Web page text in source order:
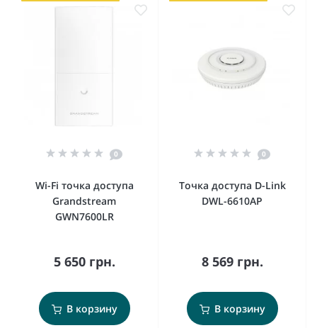
0
Wi-Fi точка доступа
Grandstream
GWN7600LR
5 650 грн.
В корзину
0
Точка доступа D-Link
DWL-6610AP
8 569 грн.
В корзину